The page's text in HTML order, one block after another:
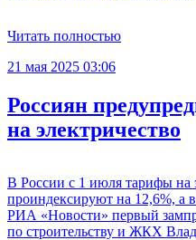
Читать полностью
21 мая 2025 03:06
Россиян
на электричество
В России с 1 июля тарифы на
проиндексируют на 12,6%, а
РИА «Новости» первый
по строительству и ЖКХ